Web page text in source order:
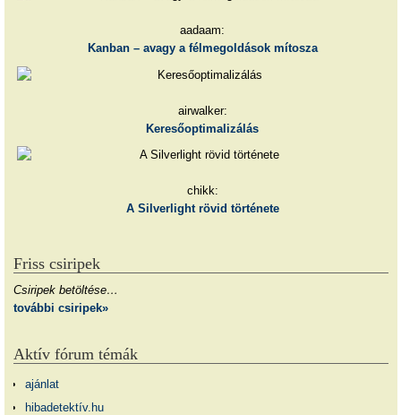
aadaam:
Kanban – avagy a félmegoldások mítosza
airwalker:
Keresőoptimalizálás
chikk:
A Silverlight rövid története
Friss csiripek
Csiripek betöltése…
további csiripek»
Aktív fórum témák
ajánlat
hibadetektív.hu